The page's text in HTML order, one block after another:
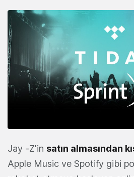
Jay -Z'in satın almasından
Apple Music ve Spotify gibi